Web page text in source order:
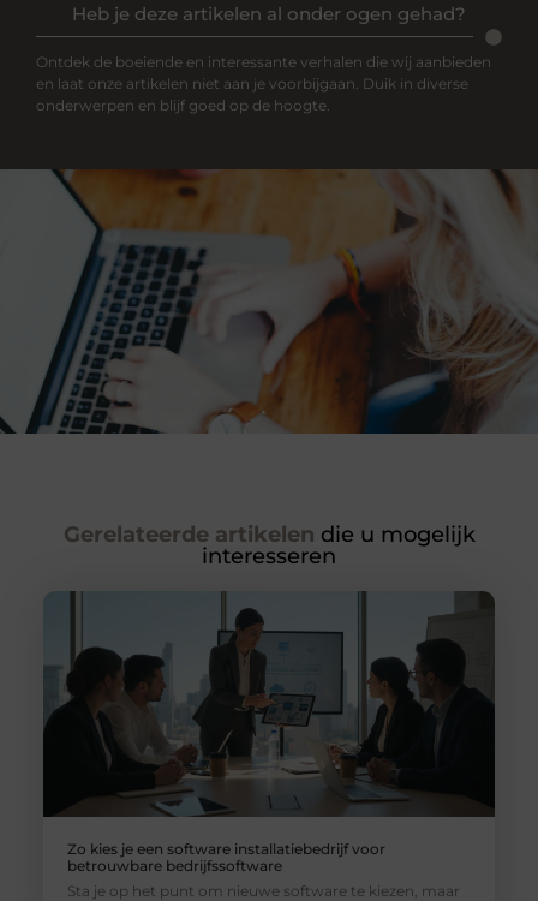
Heb je deze artikelen al onder ogen gehad?
Ontdek de boeiende en interessante verhalen die wij aanbieden
en laat onze artikelen niet aan je voorbijgaan. Duik in diverse
onderwerpen en blijf goed op de hoogte.
Gerelateerde artikelen die u mogelijk
interesseren
Zo kies je een software installatiebedrijf voor
betrouwbare bedrijfssoftware
Sta je op het punt om nieuwe software te kiezen, maar